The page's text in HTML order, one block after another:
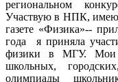
региональном
Участвую в НПК, имею
газете «Физика»--
года я приняла
физики в МГУ. Мои
школьных,
олимпиады